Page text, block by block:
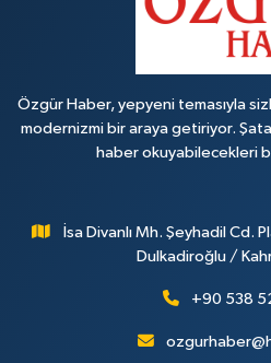
Özgür Haber, yepyeni temasıyla
modernizmi bir araya getiriyor.
haber okuyabilecekleri
İsa Divanlı Mh. Şeyhadil Cd.
Dulkadiroğlu /
+90 538